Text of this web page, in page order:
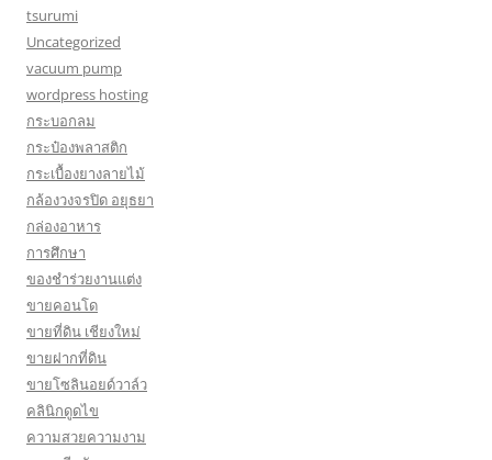
tsurumi
Uncategorized
vacuum pump
wordpress hosting
กระบอกลม
กระป๋องพลาสติก
กระเบื้องยางลายไม้
กล้องวงจรปิด อยุธยา
กล่องอาหาร
การศึกษา
ของชำร่วยงานแต่ง
ขายคอนโด
ขายที่ดิน เชียงใหม่
ขายฝากที่ดิน
ขายโซลินอยด์วาล์ว
คลินิกดูดไข
ความสวยความงาม